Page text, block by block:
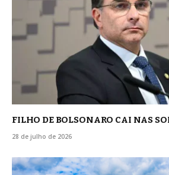
FILHO DE BOLSONARO CAI NAS
28 de julho de 2026